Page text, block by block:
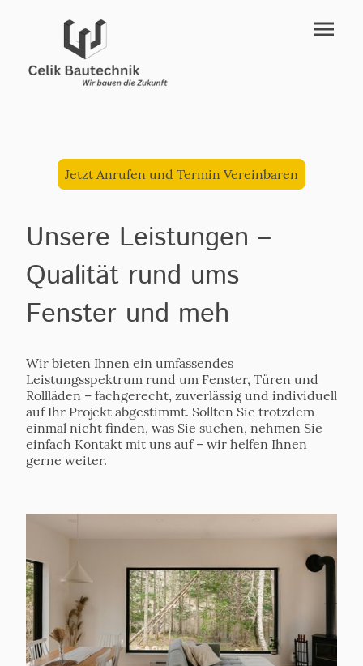
Jetzt Anrufen und Termin Vereinbaren
Unsere Leistungen –
Qualität rund ums
Fenster und meh
Wir bieten Ihnen ein umfassendes
Leistungsspektrum rund um Fenster, Türen und
Rollläden – fachgerecht, zuverlässig und individuell
auf Ihr Projekt abgestimmt. Sollten Sie trotzdem
einmal nicht finden, was Sie suchen, nehmen Sie
einfach Kontakt mit uns auf – wir helfen Ihnen
gerne weiter.